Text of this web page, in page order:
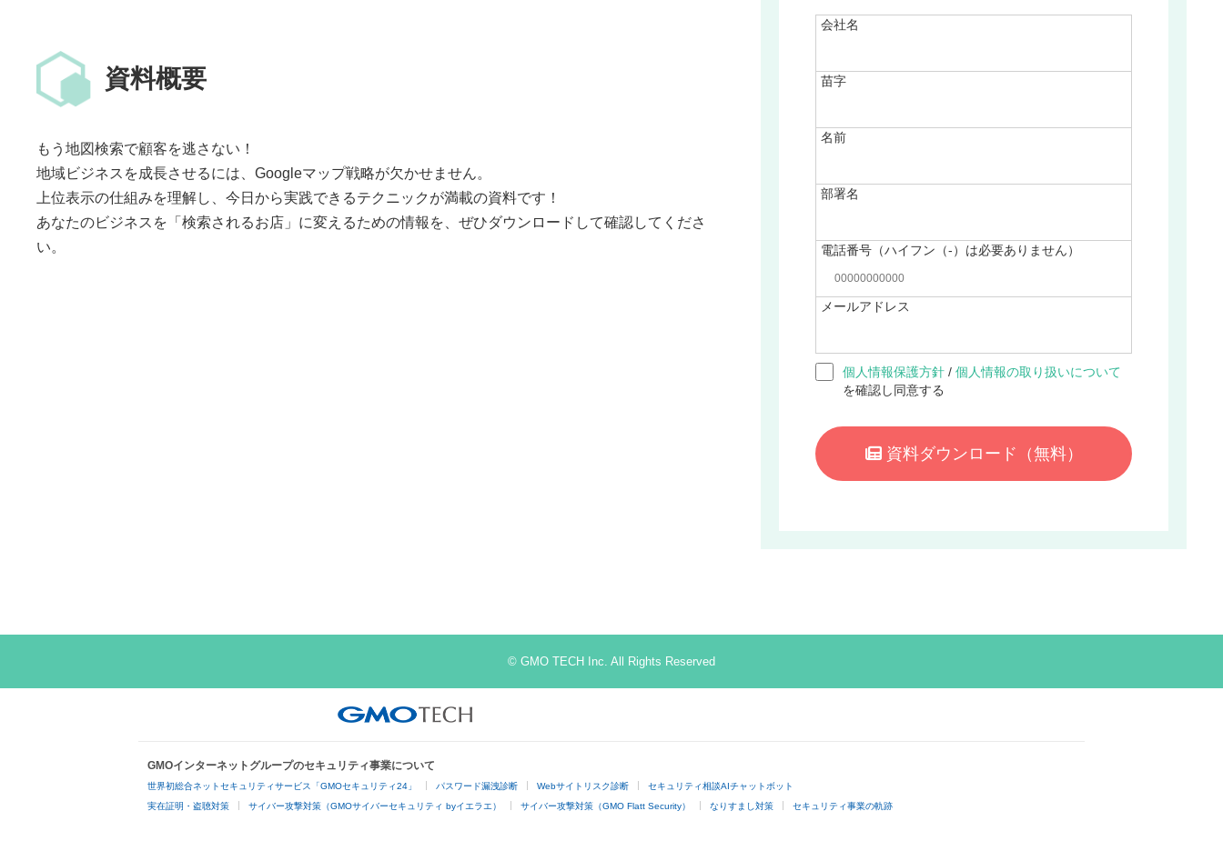
資料概要
もう地図検索で顧客を逃さない！
地域ビジネスを成長させるには、Googleマップ戦略が欠かせません。
上位表示の仕組みを理解し、今日から実践できるテクニックが満載の資料です！
あなたのビジネスを「検索されるお店」に変えるための情報を、ぜひダウンロードして確認してくださ
い。
会社名
苗字
名前
部署名
電話番号（ハイフン（-）は必要ありません）
メールアドレス
個人情報保護方針 /個人情報の取り扱いについて
を確認し同意する
資料ダウンロード （無料）
© GMO TECH Inc. All Rights Reserved
GMOインターネットグループのセキュリティ事業について
世界初総合ネットセキュリティサービス「GMOセキュリティ24」 パスワード漏洩診断 Webサイトリスク診断
セキュリティ相談AIチャットボット
実在証明・盗聴対策
サイバー攻撃対策（GMOサイバーセキュリティ byイエラエ） サイバー攻撃対策（GMO Flatt Security） なりすまし対策 セキュリティ事業の軌跡